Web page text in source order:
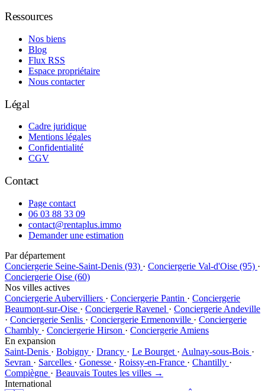
Ressources
Nos biens
Blog
Flux RSS
Espace propriétaire
Nous contacter
Légal
Cadre juridique
Mentions légales
Confidentialité
CGV
Contact
Page contact
06 03 88 33 09
contact@rentaplus.immo
Demander une estimation
Par département
Conciergerie Seine-Saint-Denis (93) · Conciergerie Val-d'Oise (95) ·
Conciergerie Oise (60)
Nos villes actives
Conciergerie Aubervilliers · Conciergerie Pantin · Conciergerie
Beaumont-sur-Oise · Conciergerie Ravenel · Conciergerie Andeville
· Conciergerie Senlis · Conciergerie Ermenonville · Conciergerie
Chambly · Conciergerie Hirson · Conciergerie Amiens
En expansion
Saint-Denis · Bobigny · Drancy · Le Bourget · Aulnay-sous-Bois ·
Sevran · Sarcelles · Gonesse · Roissy-en-France · Chantilly ·
Compiègne · Beauvais Toutes les villes →
International